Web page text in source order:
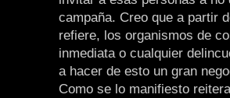
campaña. Creo que a partir
refiere, los organismos de
inmediata o cualquier
a hacer de esto un gran
Como se lo manifiesto